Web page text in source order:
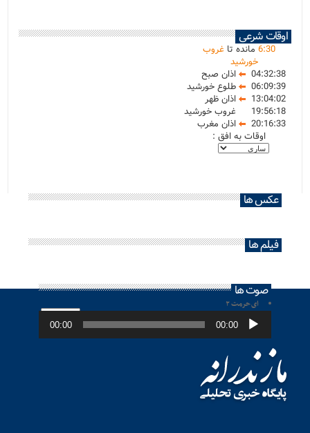
اوقات شرعی
6:30 مانده تاغروب
خورشید
04:32:38
اذان صبح
06:09:39
طلوع خورشید
13:04:02
اذان ظهر
19:56:18
غروب خورشید
20:16:33
اذان مغرب
اوقات به افق :
عکس ها
فیلم ها
صوت ها
ای حرمت ۲
پخش‌کننده
صوت 00:00
00:00